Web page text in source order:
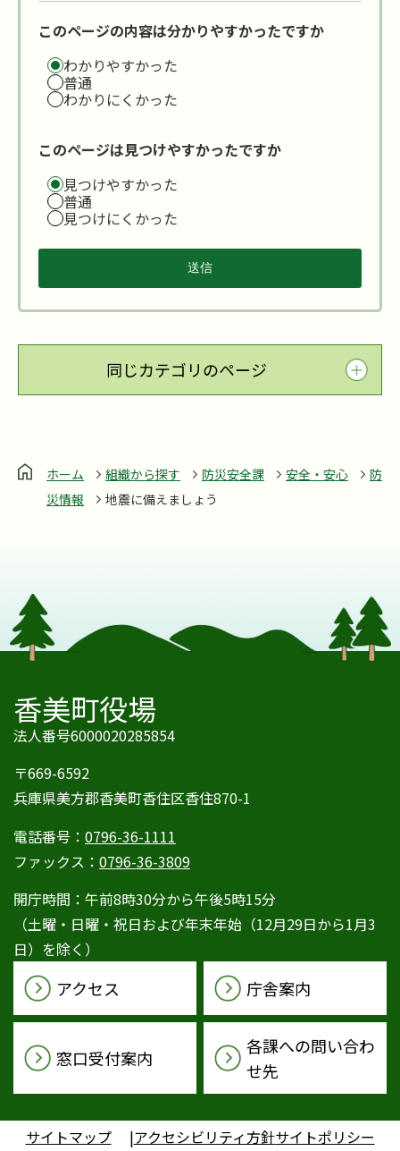
このページの内容は分かりやすかったですか
わかりやすかった
普通
わかりにくかった
このページは見つけやすかったですか
見つけやすかった
普通
見つけにくかった
同じカテゴリのページ
ホーム 組織から探す 防災安全課 安全・安心
防
災情報
地震に備えましょう
香美町役場
法人番号6000020285854
〒669-6592
兵庫県美方郡香美町香住区香住870-1
電話番号： 0796-36-1111
ファックス： 0796-36-3809
開庁時間：午前8時30分から午後5時15分
（土曜・日曜・祝日および年末年始（12月29日から1月3
日）を除く）
アクセス 庁舎案内
窓口受付案内
各課への問い合わ
せ先
サイトマップ アクセシビリティ方針サイトポリシー